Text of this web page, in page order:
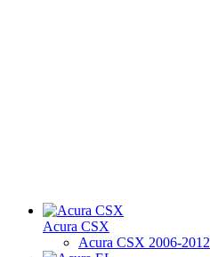
Acura CSX
Acura CSX 2006-2012